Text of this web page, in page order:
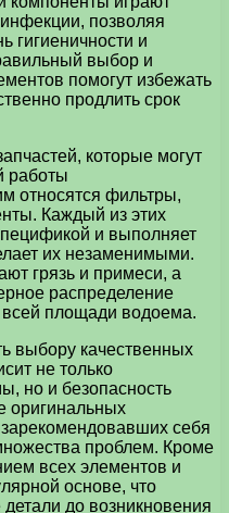
позволяя
гигиеничности и
выбор и
помогут избежать
продлить срок
которые могут
работы
относятся фильтры,
Каждый из этих
и выполняет
их незаменимыми.
грязь и примеси, а
распределение
площади водоема.
выбору качественных
не только
но и безопасность
оригинальных
себя
проблем. Кроме
всех элементов и
основе, что
до возникновения